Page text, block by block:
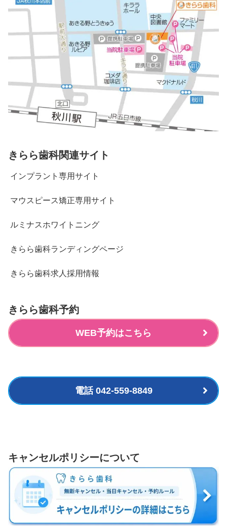
きらら歯科関連サイト
インプラント専用サイト
マウスピース矯正専用サイト
ルミナスホワイトニング
きらら歯科ランディングページ
きらら歯科求人採用情報
きらら歯科予約
WEB予約はこちら
電話 042-559-8849
キャンセルポリシーについて